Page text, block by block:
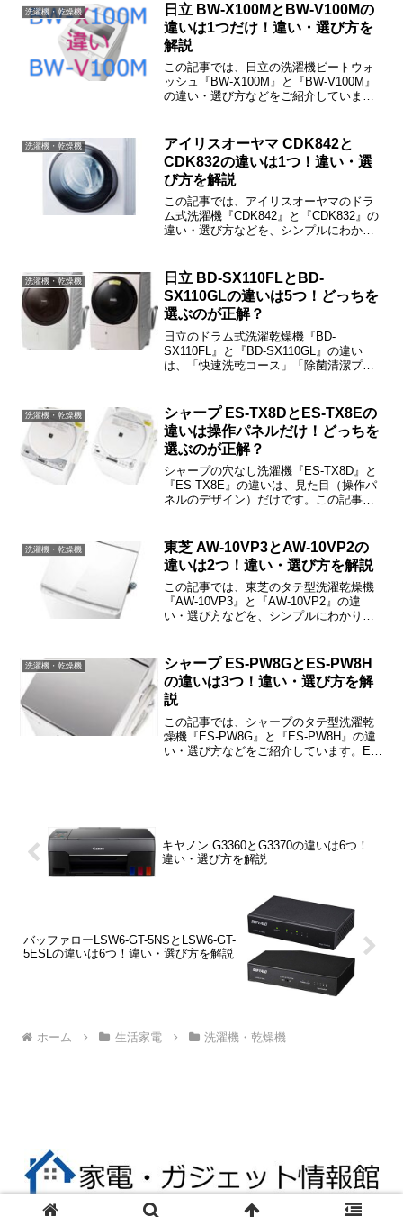
洗濯機・乾燥機
日立 BW-X100MとBW-V100Mの
違いは1つだけ！違い・選び方を
解説
この記事では、日立の洗濯機ビートウォ
ッシュ『BW-X100M』と『BW-V100M』
の違い・選び方などをご紹介していま
の他の機能・性能は同じです。
洗濯機・乾燥機
アイリスオーヤマ CDK842と
CDK832の違いは1つ！違い・選
び方を解説
この記事では、アイリスオーヤマのドラ
ム式洗濯機『CDK842』と『CDK832』の
違い・選び方などを、シンプルにわかり
洗濯機・乾燥機
日立 BD-SX110FLとBD-
SX110GLの違いは5つ！どっちを
選ぶのが正解？
日立のドラム式洗濯乾燥機『BD-
SX110FL』と『BD-SX110GL』の違い
は、「快速洗乾コース」「除菌清潔プラ
事では、BD-SX110FLとBD-SX110GLの違
い・選ぶ基準などをご紹介しますね。
洗濯機・乾燥機
シャープ ES-TX8DとES-TX8Eの
違いは操作パネルだけ！どっちを
選ぶのが正解？
シャープの穴なし洗濯機『ES-TX8D』と
『ES-TX8E』の違いは、見た目（操作パ
ネルのデザイン）だけです。この記事で
洗濯機・乾燥機
東芝 AW-10VP3とAW-10VP2の
違いは2つ！違い・選び方を解説
この記事では、東芝のタテ型洗濯乾燥機
『AW-10VP3』と『AW-10VP2』の違
い・選び方などを、シンプルにわかりや
ース」「付属品」の2つです。
洗濯機・乾燥機
シャープ ES-PW8GとES-PW8H
の違いは3つ！違い・選び方を解
説
この記事では、シャープのタテ型洗濯乾
燥機『ES-PW8G』と『ES-PW8H』の違
い・選び方などをご紹介しています。ES-
キヤノン G3360とG3370の違いは6つ！
違い・選び方を解説
バッファローLSW6-GT-5NSとLSW6-GT-
5ESLの違いは6つ！違い・選び方を解説
ホーム 生活家電 洗濯機・乾燥機
© 2017 家電・ガジェット情報館.